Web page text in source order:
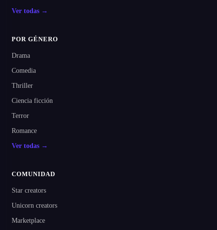
Ver todas →
POR GÉNERO
Drama
Comedia
Thriller
Ciencia ficción
Terror
Romance
Ver todas →
COMUNIDAD
Star creators
Unicorn creators
Marketplace